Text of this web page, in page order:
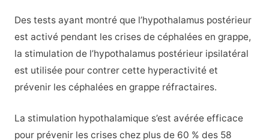
Des tests ayant montré que l’hypothalamus postérieur
est activé pendant les crises de céphalées en grappe,
la stimulation de l’hypothalamus postérieur ipsilatéral
est utilisée pour contrer cette hyperactivité et
prévenir les céphalées en grappe réfractaires.
La stimulation hypothalamique s’est avérée efficace
pour prévenir les crises chez plus de 60 % des 58